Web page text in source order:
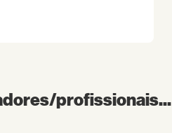
profissionais...